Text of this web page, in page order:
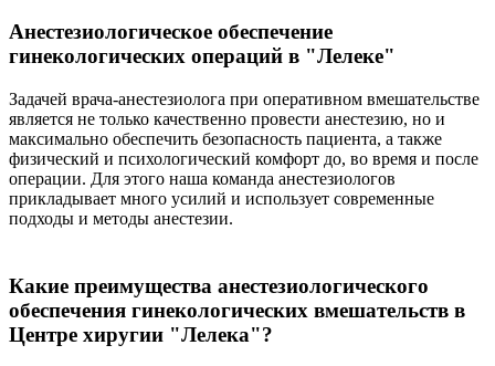
Анестезиологическое обеспечение
гинекологических операций в "Лелеке"
Задачей врача-анестезиолога при оперативном вмешательстве
является не только качественно провести анестезию, но и
максимально обеспечить безопасность пациента, а также
физический и психологический комфорт до, во время и после
операции. Для этого наша команда анестезиологов
прикладывает много усилий и использует современные
подходы и методы анестезии.
Какие преимущества анестезиологического
обеспечения гинекологических вмешательств в
Центре хиругии "Лелека"?